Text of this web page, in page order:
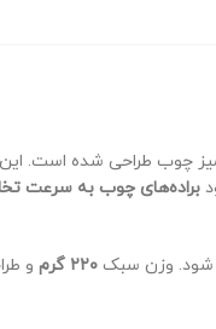
چوب طراحی شده است. این
براده‌های چوب به سرعت
شود. وزن سبک ۲۲۰ گرم
و